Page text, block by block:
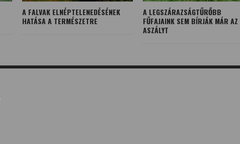
A FALVAK ELNÉPTELENEDÉSÉNEK
HATÁSA A TERMÉSZETRE
A LEGSZÁRAZSÁGTŰRŐBB
FŰFAJAINK SEM BÍRJÁK MÁR AZ
ASZÁLYT